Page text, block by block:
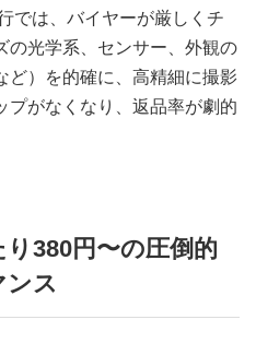
では、バイヤーが厳しくチ
の光学系、センサー、外観の
ど）を的確に、高精細に撮影
プがなくなり、返品率が劇的
380円〜の圧倒的
ス